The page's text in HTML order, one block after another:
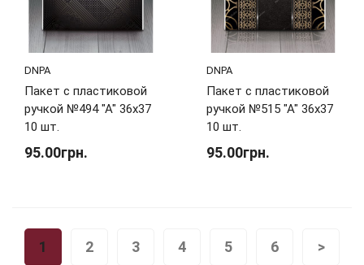
DNPA
Пакет с пластиковой
ручкой №494 "А" 36х37
10 шт.
95.00грн.
DNPA
Пакет с пластиковой
ручкой №515 "А" 36х37
10 шт.
95.00грн.
1 2 3 4 5 6 >